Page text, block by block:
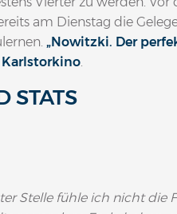
am Dienstag die
„Nowitzki. Der
.
STATS
Stelle fühle ich nicht die